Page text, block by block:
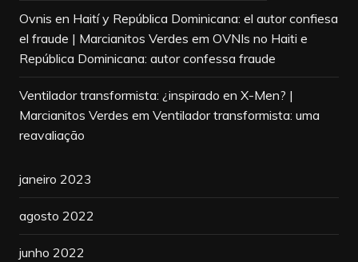
Ovnis en Haití y República Dominicana: el autor confiesa
el fraude | Marcianitos Verdes em OVNIs no Haiti e
República Dominicana: autor confessa fraude
Ventilador transformista: ¿inspirado en X-Men? |
Marcianitos Verdes em Ventilador transformista: uma
reavaliação
janeiro 2023
agosto 2022
junho 2022